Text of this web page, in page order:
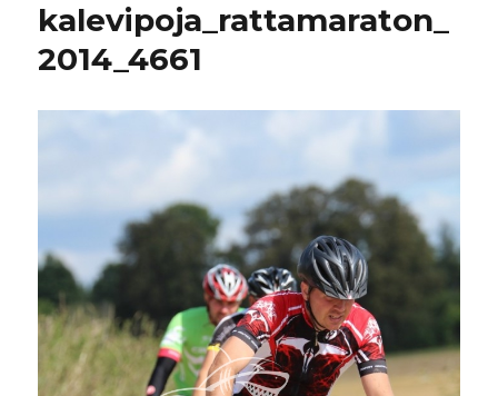
kalevipoja_rattamaraton_
2014_4661